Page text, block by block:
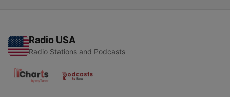
Radio USA
Radio Stations and Podcasts